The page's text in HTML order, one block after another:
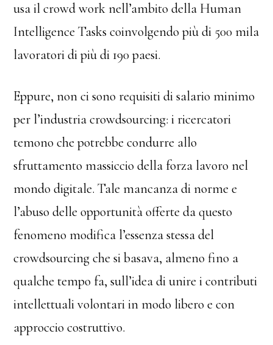
usa il crowd work nell’ambito della Human
Intelligence Tasks coinvolgendo più di 500 mila
lavoratori di più di 190 paesi.
Eppure, non ci sono requisiti di salario minimo
per l’industria crowdsourcing: i ricercatori
temono che potrebbe condurre allo
sfruttamento massiccio della forza lavoro nel
mondo digitale. Tale mancanza di norme e
l’abuso delle opportunità offerte da questo
fenomeno modifica l’essenza stessa del
crowdsourcing che si basava, almeno fino a
qualche tempo fa, sull’idea di unire i contributi
intellettuali volontari in modo libero e con
approccio costruttivo.